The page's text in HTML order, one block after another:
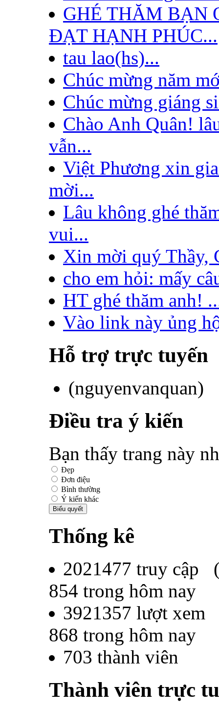
GHÉ THĂM BẠN
ĐẠT HẠNH PHÚC...
tau lao(hs)...
Chúc mừng năm
Chúc mừng giáng
Chào Anh Quân!
vẫn...
Việt Phương xin
mời...
Lâu không ghé
vui...
Xin mời quý Thầy,
cho em hỏi: mấy
HT ghé thăm anh!
Vào link này ủng
Hỗ trợ trực tuyến
(nguyenvanquan)
Điều tra ý kiến
Bạn thấy trang này
Đẹp
Đơn điệu
Bình thường
Ý kiến khác
Thống kê
2021477 truy cập
854 trong hôm nay
3921357 lượt xem
868 trong hôm nay
703 thành viên
Thành viên trực